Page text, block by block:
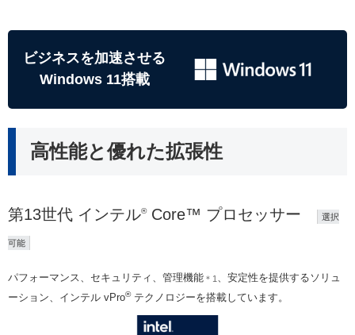
ビジネスを加速させる
Windows 11搭載
高性能と優れた拡張性
第13世代 インテル®Core™ プロセッサー 選択
可能
パフォーマンス、セキュリティ、管理機能 ＊1
、安定性を提供するソリュ
ーション、インテル vPro®テクノロジーを搭載しています。